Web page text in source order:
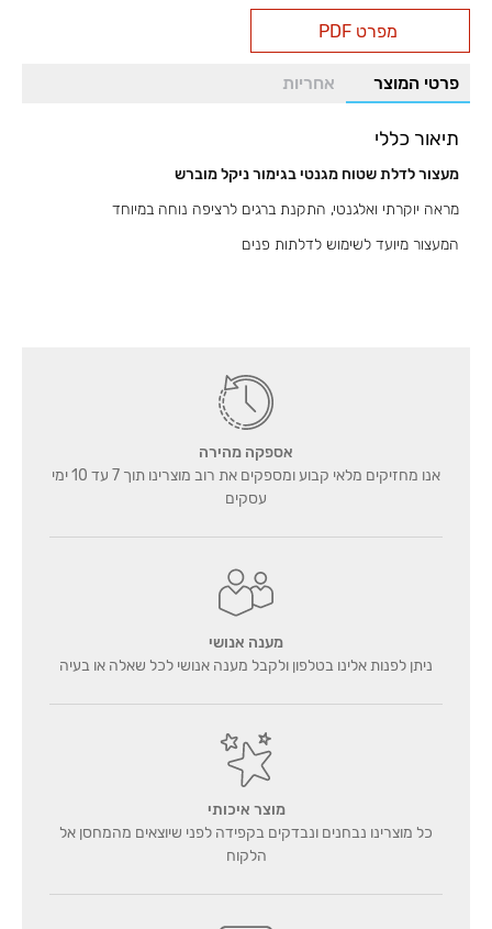
לדלת
מגנטי
דגם
8905
פרטי המוצר אחריות
תיאור כללי
מעצור לדלת שטוח מגנטי בגימור ניקל מוברש
מראה יוקרתי ואלגנטי, התקנת ברגים לרציפה נוחה במיוחד
המעצור מיועד לשימוש לדלתות פנים
מפרט PDF
אספקה מהירה
אנו מחזיקים מלאי קבוע ומספקים את רוב מוצרינו תוך 7 עד 10 ימי
עסקים
מענה אנושי
ניתן לפנות אלינו בטלפון ולקבל מענה אנושי לכל שאלה או בעיה
מוצר איכותי
כל מוצרינו נבחנים ונבדקים בקפידה לפני שיוצאים מהמחסן אל
הלקוח